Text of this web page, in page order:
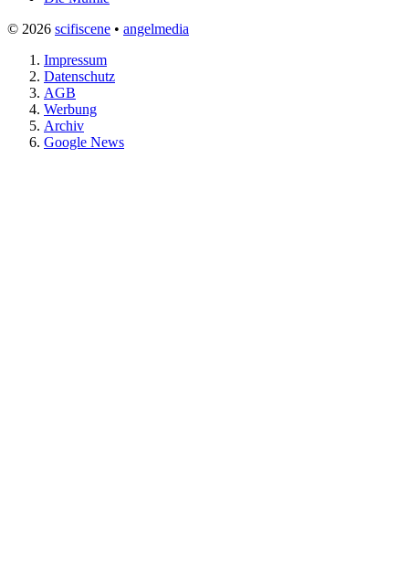
© 2026 scifiscene • angelmedia
Impressum
Datenschutz
AGB
Werbung
Archiv
Google News